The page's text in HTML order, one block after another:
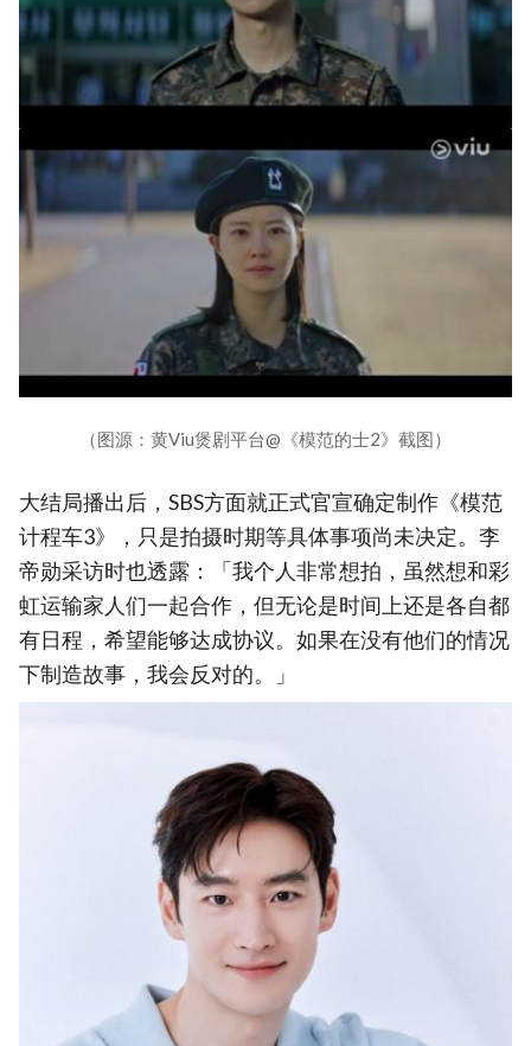
（图源：黄Viu煲剧平台@《模范的士2》截图）
大结局播出后，SBS方面就正式官宣确定制作《模范
计程车3》，只是拍摄时期等具体事项尚未决定。李
帝勋采访时也透露：「我个人非常想拍，虽然想和彩
虹运输家人们一起合作，但无论是时间上还是各自都
有日程，希望能够达成协议。如果在没有他们的情况
下制造故事，我会反对的。」